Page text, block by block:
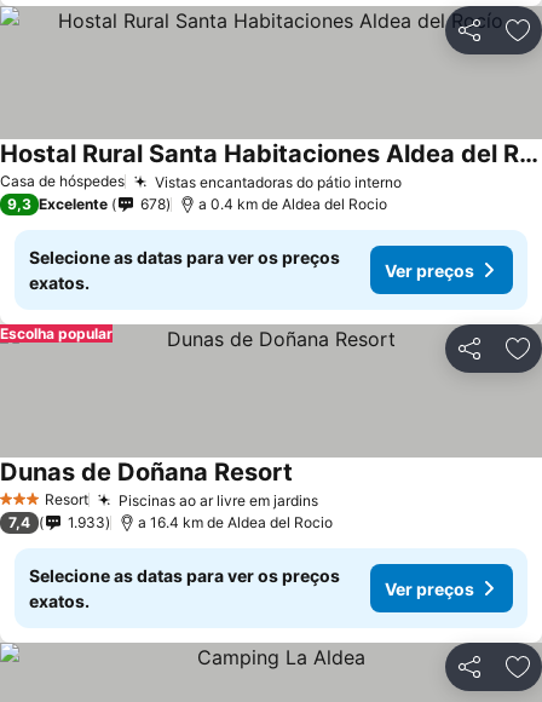
Partilhar
Casa de hóspedes Vistas encantadoras do pátio interno
Hostal Rural Santa Habitaciones Aldea del Rocío
9,3 Excelente 678 a 0.4 km de Aldea del Rocio
Selecione as datas para ver os preços
exatos.
Ver preços
Partilhar
Escolha popular
3 EstrelasResort Piscinas ao ar livre em jardins
Dunas de Doñana Resort
7,4 1.933 a 16.4 km de Aldea del Rocio
Selecione as datas para ver os preços
exatos.
Ver preços
Partilhar